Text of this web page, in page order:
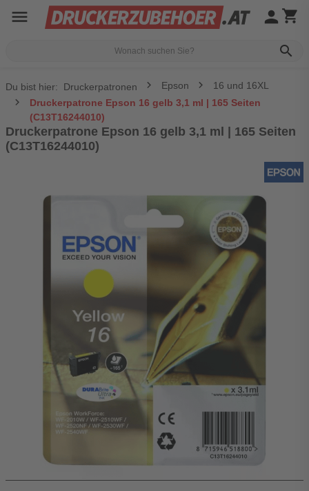
menu
search
person shopping_cart
Du bist hier: Druckerpatronen Epson
16 und 16XL
Druckerpatrone Epson 16 gelb 3,1 ml | 165 Seiten
(C13T16244010)
Druckerpatrone Epson 16 gelb 3,1 ml | 165 Seiten
(C13T16244010)